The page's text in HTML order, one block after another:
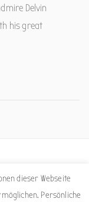
Delvin
his great
dieser Webseite
Persönliche